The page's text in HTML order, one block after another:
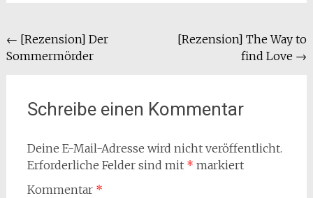
Beitragsnavigation
← [Rezension] Der
Sommermörder
[Rezension] The Way to
find Love →
Schreibe einen Kommentar
Deine E-Mail-Adresse wird nicht veröffentlicht.
Erforderliche Felder sind mit * markiert
Kommentar *